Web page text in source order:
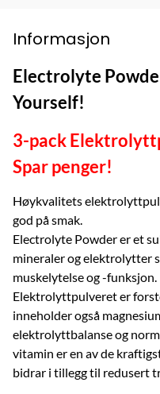
Informasjon
Electrolyte
Yourself!
3-pack
Spar penger!
Høykvalitets
god på smak.
Electrolyte Powder er et
mineraler og elektrolytter
muskelytelse og -funksjon.
Elektrolyttpulveret er
inneholder også
elektrolyttbalanse og
vitamin er en av de
bidrar i tillegg til redusert